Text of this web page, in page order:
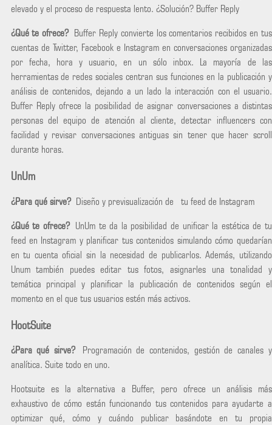
elevado y el proceso de respuesta lento. ¿Solución? Buffer Reply
¿Qué te ofrece? Buffer Reply convierte los comentarios recibidos en tus
cuentas de Twitter, Facebook e Instagram en conversaciones organizadas
por fecha, hora y usuario, en un sólo inbox. La mayoría de las
herramientas de redes sociales centran sus funciones en la publicación y
análisis de contenidos, dejando a un lado la interacción con el usuario.
Buffer Reply ofrece la posibilidad de asignar conversaciones a distintas
personas del equipo de atención al cliente, detectar influencers con
facilidad y revisar conversaciones antiguas sin tener que hacer scroll
durante horas.
UnUm
¿Para qué sirve? Diseño y previsualización de tu feed de Instagram
¿Qué te ofrece?UnUm te da la posibilidad de unificar la estética de tu
feed en Instagram y planificar tus contenidos simulando cómo quedarían
en tu cuenta oficial sin la necesidad de publicarlos. Además, utilizando
Unum también puedes editar tus fotos, asignarles una tonalidad y
temática principal y planificar la publicación de contenidos según el
momento en el que tus usuarios estén más activos.
HootSuite
¿Para qué sirve?
Programación de contenidos, gestión de canales y
analítica. Suite todo en uno.
Hootsuite es la alternativa a Buffer, pero ofrece un análisis más
exhaustivo de cómo están funcionando tus contenidos para ayudarte a
optimizar qué, cómo y cuándo publicar basándote en tu propia